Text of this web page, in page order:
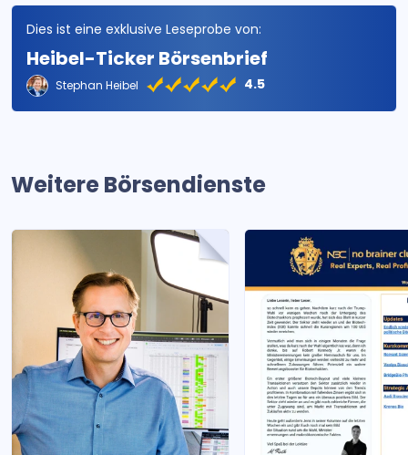
Dies ist eine exklusive Leseprobe von:
Heibel-Ticker Börsenbrief
Stephan Heibel 4.5
Weitere Börsendienste